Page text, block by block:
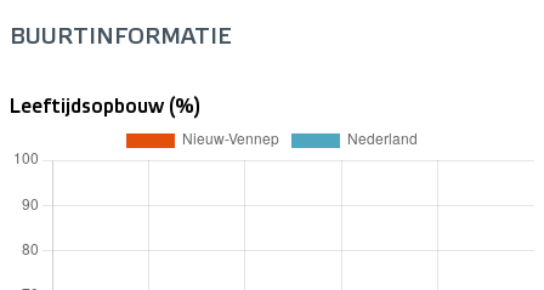
BUURTINFORMATIE
Leeftijdsopbouw (%)